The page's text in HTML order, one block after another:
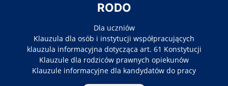
RODO
Dla uczniów
Klauzula dla osób i instytucji współpracujących
klauzula informacyjna dotycząca art. 61 Konstytucji
Klauzule dla rodziców prawnych opiekunów
Klauzule informacyjne dla kandydatów do pracy